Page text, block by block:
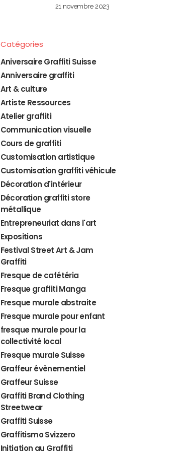
21 novembre 2023
Catégories
Aniversaire Graffiti Suisse
Anniversaire graffiti
Art & culture
Artiste Ressources
Atelier graffiti
Communication visuelle
Cours de graffiti
Customisation artistique
Customisation graffiti véhicule
Décoration d'intérieur
Décoration graffiti store
métallique
Entrepreneuriat dans l'art
Expositions
Festival Street Art & Jam
Graffiti
Fresque de cafétéria
Fresque graffiti Manga
Fresque murale abstraite
Fresque murale pour enfant
fresque murale pour la
collectivité local
Fresque murale Suisse
Graffeur évènementiel
Graffeur Suisse
Graffiti Brand Clothing
Streetwear
Graffiti Suisse
Graffitismo Svizzero
Initiation au Graffiti